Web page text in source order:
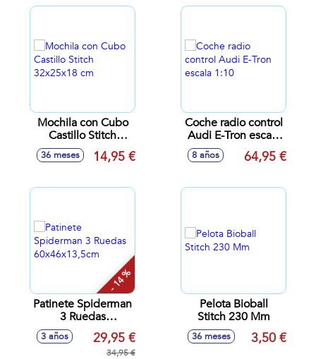
Mochila con Cubo
Castillo Stitch
32x25x18 cm
36 meses 14,95 €
Coche radio control
Audi E-Tron escala
1:10
8 años 64,95 €
- 14 %
Patinete Spiderman
3 Ruedas
60x46x13,5cm
3 años 29,95 €
34,95 €
Pelota Bioball
Stitch 230 Mm
36 meses 3,50 €